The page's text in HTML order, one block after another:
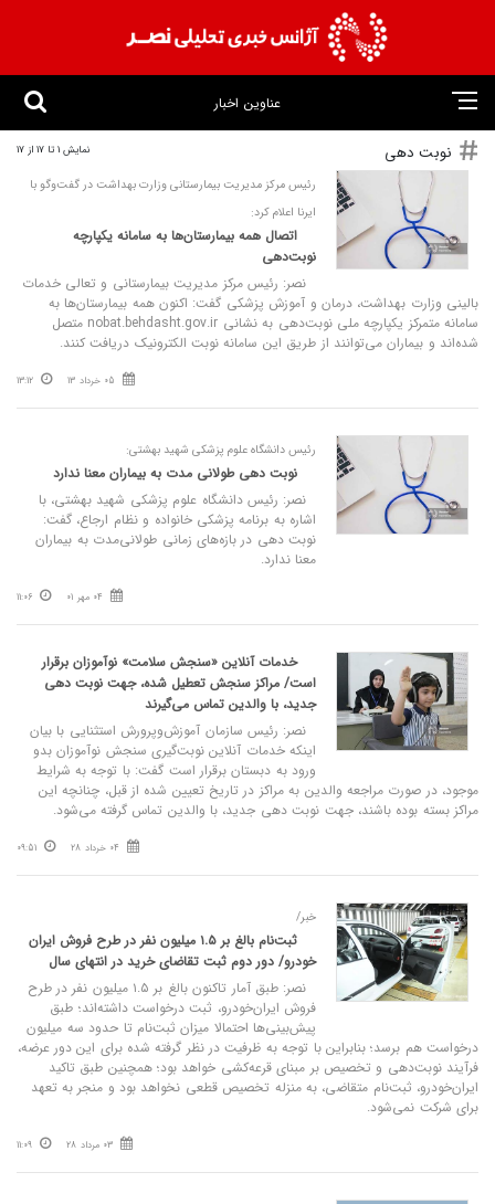
عناوین اخبار
نوبت دهی نمایش 1 تا 17 از 17
رئیس مرکز مدیریت بیمارستانی وزارت بهداشت در گفت‌وگو با
ایرنا اعلام کرد:
اتصال همه بیمارستان‌ها به سامانه یکپارچه
نوبت‌دهی
نصر: رئیس مرکز مدیریت بیمارستانی و تعالی خدمات
بالینی وزارت بهداشت، درمان و آموزش پزشکی گفت: اکنون همه بیمارستان‌ها به
سامانه متمرکز یکپارچه ملی نوبت‌دهی به نشانی nobat.behdasht.gov.ir متصل
شده‌اند و بیماران می‌توانند از طریق این سامانه نوبت الکترونیک دریافت کنند.
05 خرداد 13 13:12
رئیس دانشگاه علوم پزشکی شهید بهشتی:
نوبت‌ دهی طولانی‌ مدت به بیماران معنا ندارد
نصر: رئیس دانشگاه علوم پزشکی شهید بهشتی، با
اشاره به برنامه پزشکی خانواده و نظام ارجاع، گفت:
نوبت‌ دهی در بازه‌های زمانی طولانی‌مدت به بیماران
معنا ندارد.
04 مهر 01 11:06
خدمات آنلاین «سنجش سلامت» نوآموزان برقرار
است/ مراکز سنجش تعطیل شده، جهت نوبت دهی
جدید، با والدین تماس می‌گیرند
نصر: رئیس سازمان آموزش‌وپرورش استثنایی با بیان
اینکه خدمات آنلاین نوبت‌گیری سنجش نوآموزان بدو
ورود به دبستان برقرار است گفت: با توجه به شرایط
موجود، در صورت مراجعه والدین به مراکز در تاریخ تعیین شده از قبل، چنانچه این
مراکز بسته بوده باشند، جهت نوبت دهی جدید، با والدین تماس گرفته می‌شود.
04 خرداد 28 09:51
خبر/
ثبت‌نام بالغ بر ۱.۵ میلیون نفر در طرح فروش ایران
خودرو/ دور دوم ثبت تقاضای خرید در انتهای سال
نصر: طبق آمار تاکنون بالغ بر ۱.۵ میلیون نفر در طرح
فروش ایران‌خودرو، ثبت درخواست داشته‌اند؛ طبق
پیش‌بینی‌ها احتمالا میزان ثبت‌نام تا حدود سه میلیون
درخواست هم برسد؛ بنابراین با توجه به ظرفیت در نظر گرفته شده برای این دور عرضه،
فرآیند نوبت‌دهی و تخصیص بر مبنای قرعه‌کشی خواهد بود؛ همچنین طبق تاکید
ایران‌خودرو، ثبت‌نام متقاضی، به منزله تخصیص قطعی نخواهد بود و منجر به تعهد
برای شرکت نمی‌شود.
03 مرداد 28 11:09